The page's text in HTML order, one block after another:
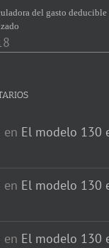
del gasto deducible
en El modelo 130
en El modelo 130
en El modelo 130